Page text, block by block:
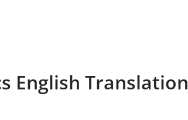
English Translation